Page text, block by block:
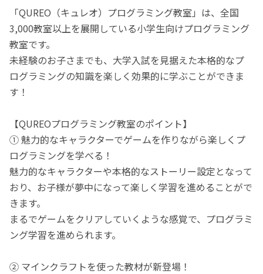
「QUREO（キュレオ）プログラミング教室」は、全国
3,000教室以上を展開している小学生向けプログラミング
教室です。
未経験のお子さまでも、大学入試を見据えた本格的なプ
ログラミングの知識を楽しく効果的に学ぶことができま
す！
【QUREOプログラミング教室のポイント】
① 魅力的なキャラクターでゲームを作りながら楽しくプ
ログラミングを学べる！
魅力的なキャラクターや本格的なストーリー設定となって
おり、お子様が夢中になって楽しく学習を進めることがで
きます。
まるでゲームをクリアしていくような感覚で、プログラミ
ング学習を進められます。
② マインクラフトを使った教材が新登場！